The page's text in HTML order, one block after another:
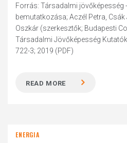
Forrás: Társadalmi jövőképesség
bemutatkozása; Aczél Petra,
Oszkár (szerkesztők; Budapesti
Társadalmi Jövőképesség
722-3; 2019 (PDF)
READ MORE
ENERGIA